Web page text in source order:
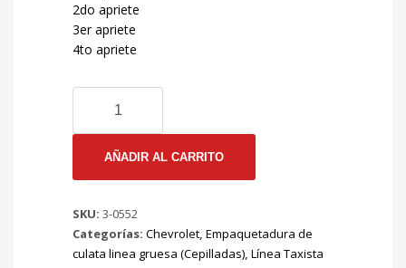
2do apriete
3er apriete
4to apriete
EMP
CULATA
GRUESA
TAXI
7:24
CRONOS
AÑADIR AL CARRITO
SKU: 3-0552
Categorías: Chevrolet, Empaquetadura de
culata linea gruesa (Cepilladas), Línea Taxista